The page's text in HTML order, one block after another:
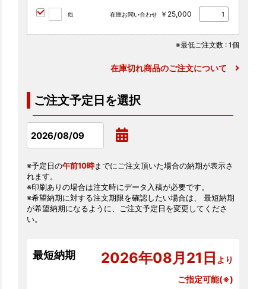
他 在庫お問い合わせ ￥25,000
※最低ご注文数 : 1個
在庫切れ商品のご注文について
ご注文予定日を選択
※予定日の午前10時までにご注文頂いた場合の納期が表示さ
れます。
※印刷ありの場合は注文時にデータ入稿が必要です。
※希望納期に対する注文期限を確認したい場合は、 最短納期
が希望納期になるように、ご注文予定日を変更してくださ
い。
最短納期 2026年08月21日 より
ご指定可能(※)